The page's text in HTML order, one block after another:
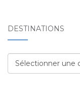
DESTINATIONS
Destinations